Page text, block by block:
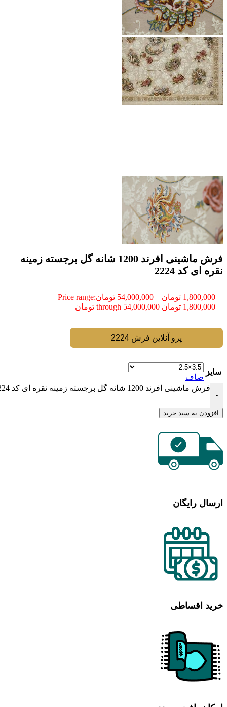
فرش ماشینی افرند 1200 شانه گل برجسته زمینه
نقره ای کد 2224
1,800,000 تومان –
54,000,000 تومانPrice range:
1,800,000 تومان through 54,000,000 تومان
پرو آنلاین فرش 2224
سایز
صاف
-
فرش ماشینی افرند 1200 شانه گل برجسته زمینه نقره ای کد 2224 عدد
افزودن به سبد خرید
ارسال رایگان
خرید اقساطی